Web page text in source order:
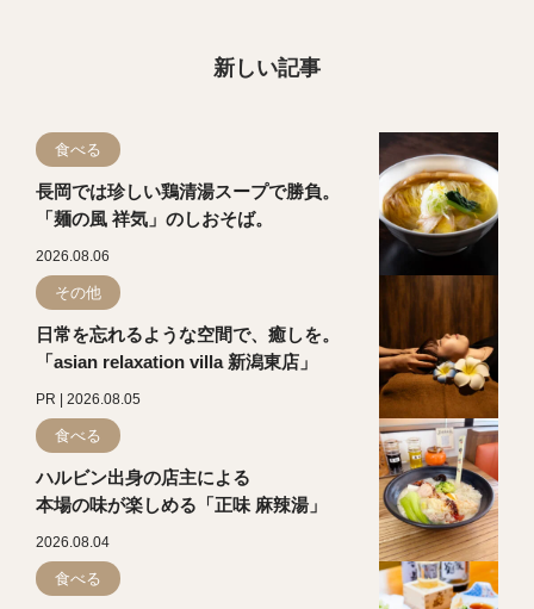
新しい記事
食べる
長岡では珍しい鶏清湯スープで勝負。
「麺の風 祥気」のしおそば。
2026.08.06
その他
日常を忘れるような空間で、癒しを。
「asian relaxation villa 新潟東店」
PR | 2026.08.05
食べる
ハルビン出身の店主による
本場の味が楽しめる「正味 麻辣湯」
2026.08.04
食べる